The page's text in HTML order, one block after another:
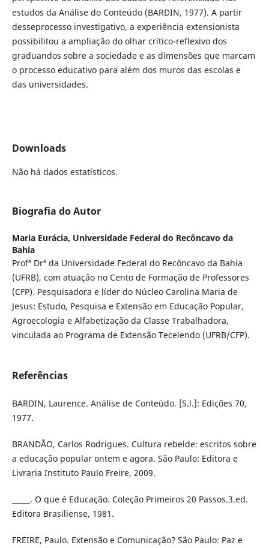
estudos da Análise do Conteúdo (BARDIN, 1977). A partir
desseprocesso investigativo, a experiência extensionista
possibilitou a ampliação do olhar crítico-reflexivo dos
graduandos sobre a sociedade e as dimensões que marcam
o processo educativo para além dos muros das escolas e
das universidades.
Downloads
Não há dados estatísticos.
Biografia do Autor
Maria Eurácia, Universidade Federal do Recôncavo da
Bahia
Profª Drª da Universidade Federal do Recôncavo da Bahia
(UFRB), com atuação no Cento de Formação de Professores
(CFP). Pesquisadora e líder do Núcleo Carolina Maria de
Jesus: Estudo, Pesquisa e Extensão em Educação Popular,
Agroecologia e Alfabetização da Classe Trabalhadora,
vinculada ao Programa de Extensão Tecelendo (UFRB/CFP).
Referências
BARDIN, Laurence. Análise de Conteúdo. [S.l.]: Edições 70,
1977.
BRANDÃO, Carlos Rodrigues. Cultura rebelde: escritos sobre
a educação popular ontem e agora. São Paulo: Editora e
Livraria Instituto Paulo Freire, 2009.
_____. O que é Educação. Coleção Primeiros 20 Passos.3.ed.
Editora Brasiliense, 1981.
FREIRE, Paulo. Extensão e Comunicação? São Paulo: Paz e